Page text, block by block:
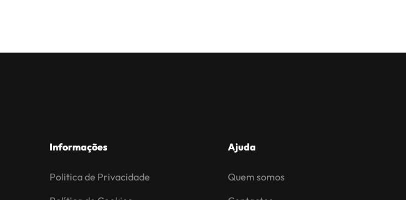
Informações
Politica de Privacidade
Ajuda
Quem somos